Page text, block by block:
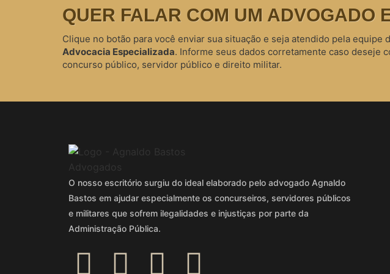
QUER FALAR COM UM ADVOGADO
Clique no botão para você enviar sua situação e seja atendido pela equipe
Advocacia Especializada. Informe seus dados corretamente caso deseje
concurso público, servidor público e direito militar.
O nosso escritório surgiu do ideal elaborado pelo advogado Agnaldo
Bastos em ajudar especialmente os concurseiros, servidores públicos
e militares que sofrem ilegalidades e injustiças por parte da
Administração Pública.